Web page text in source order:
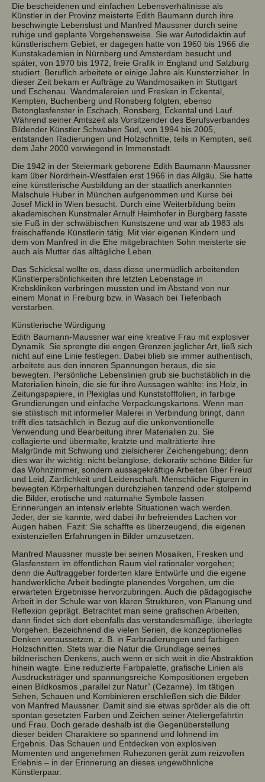
Die bescheidenen und einfachen Lebensverhältnisse als
Künstler in der Provinz meisterte Edith Baumann durch ihre
beschwingte Lebenslust und Manfred Maussner durch seine
ruhige und geplante Vorgehensweise. Sie war Autodidaktin auf
künstlerischem Gebiet, er dagegen hatte von 1960 bis 1966 die
Kunstakademien in Nürnberg und Amsterdam besucht und
später, von 1970 bis 1972, freie Grafik in England und Salzburg
studiert. Beruflich arbeitete er einige Jahre als Kunsterzieher. In
dieser Zeit bekam er Aufträge zu Wandmosaiken in Stuttgart
und Eschenau. Wandmalereien und Fresken in Eckental,
Kempten, Buchenberg und Ronsberg folgten, ebenso
Betonglasfenster in Eschach, Ronsberg, Eckental und Lauf.
Während seiner Amtszeit als Vorsitzender des Berufsverbandes
Bildender Künstler Schwaben Süd, von 1994 bis 2005,
entstanden Radierungen und Holzschnitte, teils in Kempten, seit
dem Jahr 2000 vorwiegend in Immenstadt.
Die 1942 in der Steiermark geborene Edith Baumann-Maussner
kam über Nordrhein-Westfalen erst 1966 in das Allgäu. Sie hatte
eine künstlerische Ausbildung an der staatlich anerkannten
Malschule Huber in München aufgenommen und Kurse bei
Josef Mickl in Wien besucht. Durch eine Weiterbildung beim
akademischen Kunstmaler Arnulf Heimhofer in Burgberg fasste
sie Fuß in der schwäbischen Kunstszene und war ab 1983 als
freischaffende Künstlerin tätig. Mit vier eigenen Kindern und
dem von Manfred in die Ehe mitgebrachten Sohn meisterte sie
auch als Mutter das alltägliche Leben.
Das Schicksal wollte es, dass diese unermüdlich arbeitenden
Künstlerpersönlichkeiten ihre letzten Lebenstage in
Krebskliniken verbringen mussten und im Abstand von nur
einem Monat in Freiburg bzw. in Wasach bei Tiefenbach
verstarben.
Künstlerische Würdigung
Edith Baumann-Maussner war eine kreative Frau mit explosiver
Dynamik. Sie sprengte die engen Grenzen jeglicher Art, ließ sich
nicht auf eine Linie festlegen. Dabei blieb sie immer authentisch,
arbeitete aus den inneren Spannungen heraus, die sie
bewegten. Persönliche Lebenslinien grub sie buchstäblich in die
Materialien hinein, die sie für ihre Aussagen wählte: ins Holz, in
Zeitungspapiere, in Plexiglas und Kunststofffolien, in farbige
Grundierungen und einfache Verpackungskartons. Wenn man
sie stilistisch mit informeller Malerei in Verbindung bringt, dann
trifft dies tatsächlich in Bezug auf die unkonventionelle
Verwendung und Bearbeitung ihrer Materialien zu. Sie
collagierte und übermalte, kratzte und malträtierte ihre
Malgründe mit Schwung und zielsicherer Zeichengebung; denn
dies war ihr wichtig: nicht belanglose, dekorativ schöne Bilder für
das Wohnzimmer, sondern aussagekräftige Arbeiten über Freud
und Leid, Zärtlichkeit und Leidenschaft. Menschliche Figuren in
bewegten Körperhaltungen durchziehen tanzend oder stolpernd
die Bilder, erotische und naturnahe Symbole lassen
Erinnerungen an intensiv erlebte Situationen wach werden.
Jeder, der sie kannte, wird dabei ihr befreiendes Lachen vor
Augen haben. Fazit: Sie schaffte es überzeugend, die eigenen
existenziellen Erfahrungen in Bilder umzusetzen.
Manfred Maussner musste bei seinen Mosaiken, Fresken und
Glasfenstern im öffentlichen Raum viel rationaler vorgehen;
denn die Auftraggeber forderten klare Entwürfe und die eigene
handwerkliche Arbeit bedingte planendes Vorgehen, um die
erwarteten Ergebnisse hervorzubringen. Auch die pädagogische
Arbeit in der Schule war von klaren Strukturen, von Planung und
Reflexion geprägt. Betrachtet man seine grafischen Arbeiten,
dann findet sich dort ebenfalls das verstandesmäßige, überlegte
Vorgehen. Bezeichnend die vielen Serien, die konzeptionelles
Denken voraussetzen, z. B. in Farbradierungen und farbigen
Holzschnitten. Stets war die Natur die Grundlage seines
bildnerischen Denkens, auch wenn er sich weit in die Abstraktion
hinein wagte. Eine reduzierte Farbpalette, grafische Linien als
Ausdrucksträger und spannungsreiche Kompositionen ergeben
einen Bildkosmos „parallel zur Natur” (Cezanne). Im tätigen
Sehen, Schauen und Kombinieren erschließen sich die Bilder
von Manfred Maussner. Damit sind sie etwas spröder als die oft
spontan gesetzten Farben und Zeichen seiner Ateliergefährtin
und Frau. Doch gerade deshalb ist die Gegenüberstellung
dieser beiden Charaktere so spannend und lohnend im
Ergebnis. Das Schauen und Entdecken von explosiven
Momenten und angenehmen Ruhezonen gerät zum reizvollen
Erlebnis – in der Erinnerung an dieses ungewöhnliche
Künstlerpaar.